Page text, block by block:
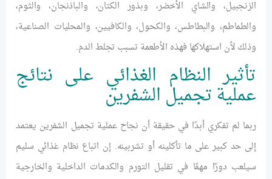
الزنجبيل، والشاي الأخضر، وبذور الكتان، والباذنجان، والثوم،
والطماطم، والبطاطس، والكحول، والكافيين، والمحليات الصناعية،
وذلك لأن استهلاكها فهذه الأطعمة تسبب تجلط الدم.
تأثير النظام الغذائي على نتائج
عملية تجميل الشفرين
ربما لم تفكري أبدًا في حقيقة أن نجاح عملية تجميل الشفرين يعتمد
إلى حد كبير على ما تأكلينه أو تشربينه. إن اتباع نظام غذائي سليم
سيلعب دورًا مهمًا في تقليل التورم والكدمات الداخلية والخارجية